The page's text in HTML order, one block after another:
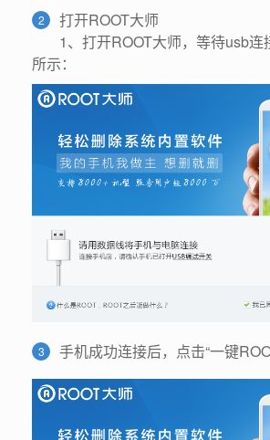
2
打开ROOT大师
1、打开ROOT大师，等待usb连
所示：
3 手机成功连接后，点击“一键